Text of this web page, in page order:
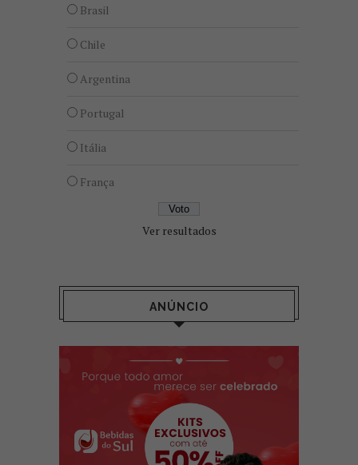
Brasil
Chile
Argentina
Portugal
Itália
França
Ver resultados
ANÚNCIO